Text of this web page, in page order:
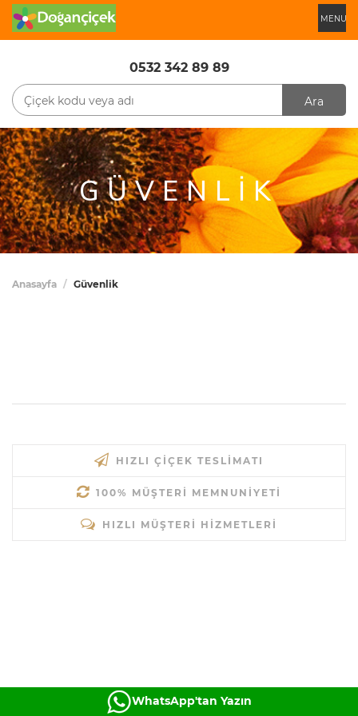
MENU
0532 342 89 89
Ara
GÜVENLIK
Anasayfa Güvenlik
HIZLI ÇIÇEK TESLIMATI
100% MÜŞTERI MEMNUNIYETI
HIZLI MÜŞTERI HIZMETLERI
WhatsApp'tan Yazın